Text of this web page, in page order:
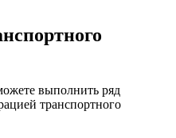
выполнить ряд
транспортного